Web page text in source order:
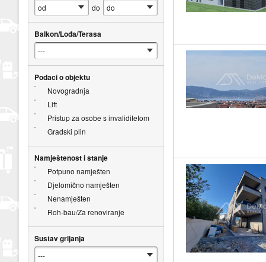
do
Balkon/Lođa/Terasa
Podaci o objektu
Novogradnja
Lift
Pristup za osobe s invaliditetom
Gradski plin
Namještenost i stanje
Potpuno namješten
Djelomično namješten
Nenamješten
Roh-bau/Za renoviranje
Sustav grijanja